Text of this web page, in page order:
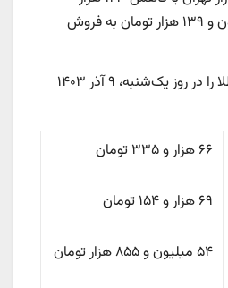
تومانی به قیمت ۵ میلیون و ۱۳۹ هزار تومان به فروش
قیمت انواع ارز، سکه و طلا را در روز یک‌شنبه، ۹ آذر ۱۴۰۳
۶۶ هزار و ۳۳۵ تومان
۶۹ هزار و ۱۵۴ تومان
۵۴ میلیون و ۸۵۵ هزار تومان